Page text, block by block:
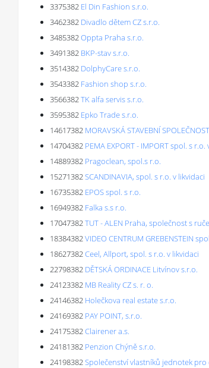
3375382 El Din Fashion s.r.o.
3462382 Divadlo dětem CZ s.r.o.
3485382Oppta Praha s.r.o.
3491382 BKP-stav s.r.o.
3514382 DolphyCare s.r.o.
3543382 Fashion shop s.r.o.
3566382TK alfa servis s.r.o.
3595382 Epko Trade s.r.o.
14617382 MORAVSKÁ STAVEBNÍ
14704382 PEMA EXPORT - IMPORT spol. s r.o.
14889382 Pragoclean, spol.s r.o.
15271382SCANDINAVIA, spol. s r.o. v likvidaci
16735382 EPOS spol. s r.o.
16949382 Falka s.s r.o.
17047382TUT - ALEN Praha, společnost s
18384382VIDEO CENTRUM GREBENSTEIN
18627382Ceel, Allport, spol. s r.o. v likvidaci
22798382 DĚTSKÁ ORDINACE Litvínov s.r.o.
24123382 MB Reality CZ s. r. o.
24146382 Holečkova real estate s.r.o.
24169382 PAY POINT, s.r.o.
24175382Clairener a.s.
24181382 Penzion Chýně s.r.o.
24198382Společenství vlastníků jednotek pro